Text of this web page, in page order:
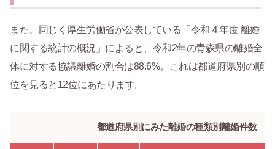
また、同じく厚生労働省が公表している「令和４年度 離婚
に関する統計の概況」によると、令和2年の青森県の離婚全
体に対する協議離婚の割合は88.6%。これは都道府県別の順
位を見ると12位にあたります。
都道府県別にみた離婚の種類別離婚件数 -